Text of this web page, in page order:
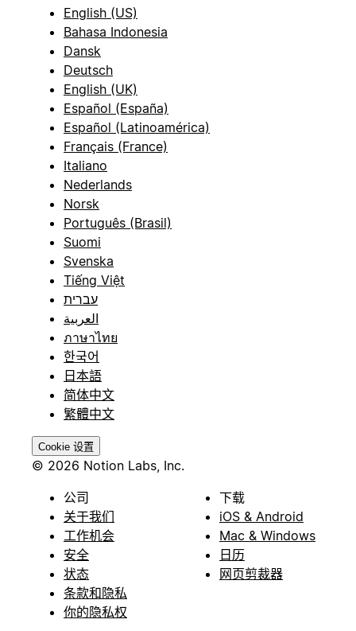
English (US)
Bahasa Indonesia
Dansk
Deutsch
English (UK)
Español (España)
Español (Latinoamérica)
Français (France)
Italiano
Nederlands
Norsk
Português (Brasil)
Suomi
Svenska
Tiếng Việt
עברית
العربية
ภาษาไทย
한국어
日本語
简体中文
繁體中文
Cookie 设置
© 2026 Notion Labs, Inc.
公司
关于我们
工作机会
安全
状态
条款和隐私
你的隐私权
下载
iOS & Android
Mac & Windows
日历
网页剪裁器